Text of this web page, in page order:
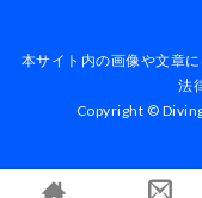
本サイト内の画像や文章
法
Copyright ©